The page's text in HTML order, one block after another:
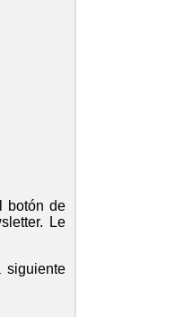
botón de
Le
siguiente